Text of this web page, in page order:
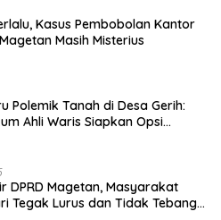
Kasus Pembobolan Kantor
Masih Misterius
Polemik Tanah di Desa Gerih:
Ahli Waris Siapkan Opsi
DPRD Magetan, Masyarakat
Tegak Lurus dan Tidak Tebang